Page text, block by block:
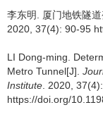
李东明. 厦门地铁隧
2020, 37(4): 90-95
LI Dong-ming.
Metro Tunnel[J].
Institute . 2020,
https://doi.org/